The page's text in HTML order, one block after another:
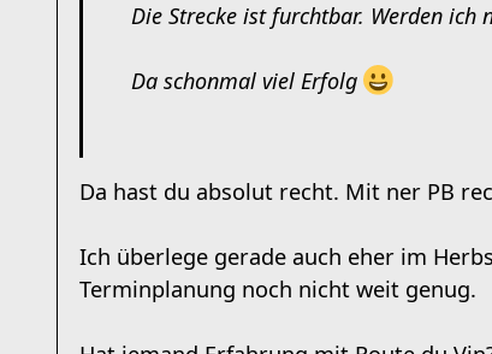
Die Strecke ist furchtbar. Werden ich
Da schonmal viel Erfolg
Da hast du absolut recht. Mit ner PB
Ich überlege gerade auch eher im
Terminplanung noch nicht weit genug.